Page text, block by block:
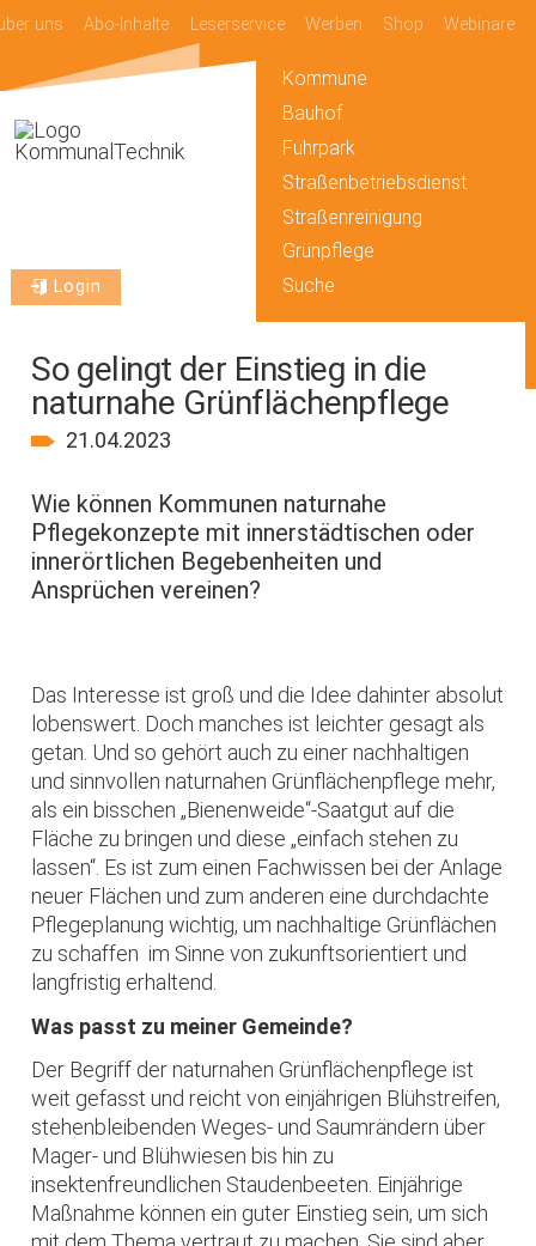
uns Abo-Inhalte Leserservice Werben Shop Webinare
Login
Kommune
Bauhof
Fuhrpark
Straßenbetriebsdienst
Straßenreinigung
Grünpflege
Suche
So gelingt der Einstieg in die
naturnahe Grünflächenpflege
21.04.2023
Wie können Kommunen naturnahe
Pflegekonzepte mit innerstädtischen oder
innerörtlichen Begebenheiten und
Ansprüchen vereinen?
Das Interesse ist groß und die Idee dahinter absolut
lobenswert. Doch manches ist leichter gesagt als
getan. Und so gehört auch zu einer nachhaltigen
und sinnvollen naturnahen Grünflächenpflege mehr,
als ein bisschen „Bienenweide“-Saatgut auf die
Fläche zu bringen und diese „einfach stehen zu
lassen“. Es ist zum einen Fachwissen bei der Anlage
neuer Flächen und zum anderen eine durchdachte
Pflegeplanung wichtig, um nachhaltige Grünflächen
zu schaffen ­ im Sinne von zukunftsorientiert und
langfristig erhaltend.
Was passt zu meiner Gemeinde?
Der Begriff der naturnahen Grünflächenpflege ist
weit gefasst und reicht von einjährigen Blühstreifen,
stehenbleibenden Weges- und Saumrändern über
Mager- und Blühwiesen bis hin zu
insektenfreundlichen Staudenbeeten. Einjährige
Maßnahme können ein guter Einstieg sein, um sich